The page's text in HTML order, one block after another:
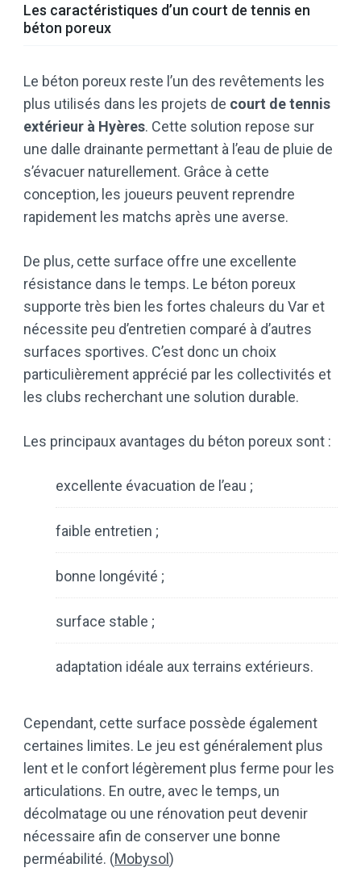
Les caractéristiques d’un court de tennis en
béton poreux
Le béton poreux reste l’un des revêtements les
plus utilisés dans les projets de court de tennis
extérieur à Hyères. Cette solution repose sur
une dalle drainante permettant à l’eau de pluie de
s’évacuer naturellement. Grâce à cette
conception, les joueurs peuvent reprendre
rapidement les matchs après une averse.
De plus, cette surface offre une excellente
résistance dans le temps. Le béton poreux
supporte très bien les fortes chaleurs du Var et
nécessite peu d’entretien comparé à d’autres
surfaces sportives. C’est donc un choix
particulièrement apprécié par les collectivités et
les clubs recherchant une solution durable.
Les principaux avantages du béton poreux sont :
excellente évacuation de l’eau ;
faible entretien ;
bonne longévité ;
surface stable ;
adaptation idéale aux terrains extérieurs.
Cependant, cette surface possède également
certaines limites. Le jeu est généralement plus
lent et le confort légèrement plus ferme pour les
articulations. En outre, avec le temps, un
décolmatage ou une rénovation peut devenir
nécessaire afin de conserver une bonne
perméabilité. (Mobysol)